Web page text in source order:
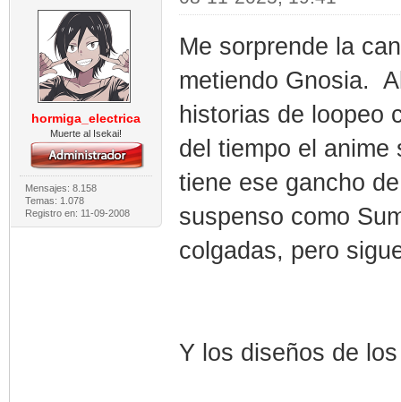
hormiga_electrica
Muerte al Isekai!
Mensajes: 8.158
Temas: 1.078
Registro en: 11-09-2008
Me sorprende la
metiendo Gnosia.
historias de loopeo
del tiempo el anime
tiene ese gancho
suspenso como
colgadas, pero
Y los diseños de